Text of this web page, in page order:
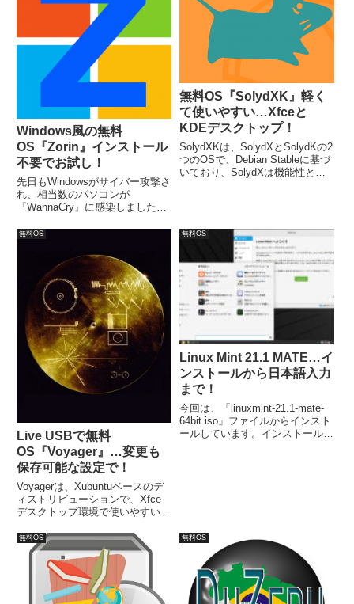
Windows風の無料
OS『Zorin』インストール
不要でお試し！
先日もWindowsがサイバー攻撃さ
れ、相当数のパソコンが
『WannaCry』に感染しました。
が、またいつこのような状況にな
規模な攻撃等は起こっていますの
で、いつあなたのパソコンが...
無料OS『SolydXK』軽く
て使いやすい…Xfceと
KDEデスクトップ！
SolydXKは、SolydXとSolydKの2
つのOSで、Debian Stableに基づ
いており、SolydXは機能性と軽
無料OS
Live USBで無料
OS『Voyager』…変更も
保存可能な設定で！
Voyagerは、Xubuntuベースのデ
ィストリビューションで、Xfce
デスクトップ環境で使いやすい。
で、CPU：2GHz デュアルコアプ
ロセッサ以上、メモリ：
2GB（64bitの場合は3GB以
上）、HDD空き容量：25GB。
無料OS
Linux Mint 21.1 MATE…イ
ンストールから日本語入力
まで！
今回は、「linuxmint-21.1-mate-
64bit.iso」ファイルからインスト
ールしています。インストールは
無料OS 無料OS